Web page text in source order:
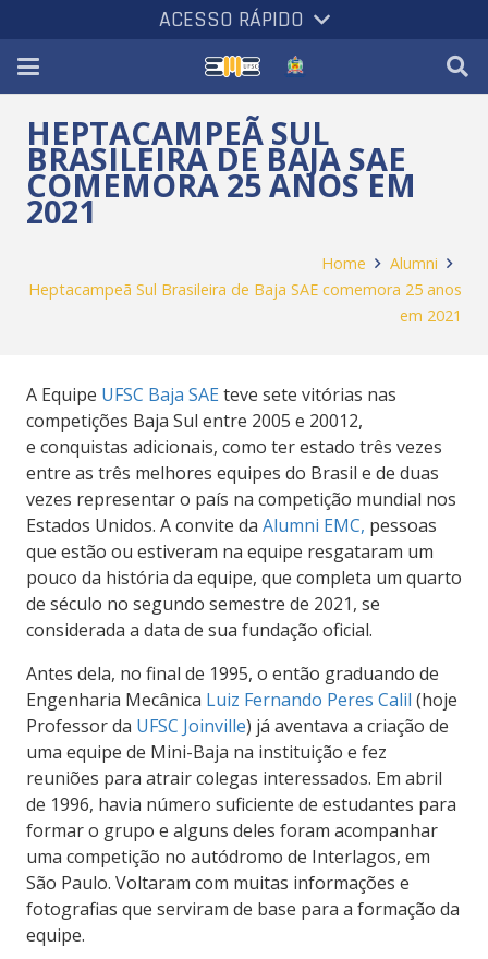
ACESSO RÁPIDO
HEPTACAMPEÃ SUL
BRASILEIRA DE BAJA SAE
COMEMORA 25 ANOS EM
2021
Home
Alumni
Heptacampeã Sul Brasileira de Baja SAE comemora 25 anos
em 2021
A Equipe UFSC Baja SAE teve sete vitórias nas
competições Baja Sul entre 2005 e 20012,
e conquistas adicionais, como ter estado três vezes
entre as três melhores equipes do Brasil e de duas
vezes representar o país na competição mundial nos
Estados Unidos. A convite da Alumni EMC, pessoas
que estão ou estiveram na equipe resgataram um
pouco da história da equipe, que completa um quarto
de século no segundo semestre de 2021, se
considerada a data de sua fundação oficial.
Antes dela, no final de 1995, o então graduando de
Engenharia Mecânica Luiz Fernando Peres Calil (hoje
Professor da UFSC Joinville) já aventava a criação de
uma equipe de Mini-Baja na instituição e fez
reuniões para atrair colegas interessados. Em abril
de 1996, havia número suficiente de estudantes para
formar o grupo e alguns deles foram acompanhar
uma competição no autódromo de Interlagos, em
São Paulo. Voltaram com muitas informações e
fotografias que serviram de base para a formação da
equipe.